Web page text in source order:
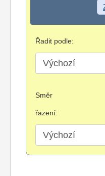
Řadit podle:
Směr
řazení: